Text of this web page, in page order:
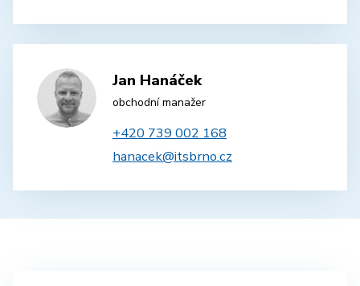
Jan Hanáček
obchodní manažer
+420 739 002 168
hanacek@itsbrno.cz